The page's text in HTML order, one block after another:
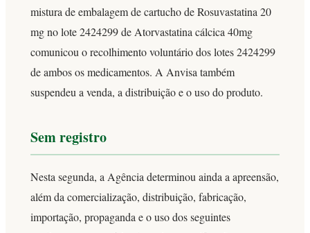
mistura de embalagem de cartucho de Rosuvastatina 20
mg no lote 2424299 de Atorvastatina cálcica 40mg
comunicou o recolhimento voluntário dos lotes 2424299
de ambos os medicamentos. A Anvisa também
suspendeu a venda, a distribuição e o uso do produto.
Sem registro
Nesta segunda, a Agência determinou ainda a apreensão,
além da comercialização, distribuição, fabricação,
importação, propaganda e o uso dos seguintes